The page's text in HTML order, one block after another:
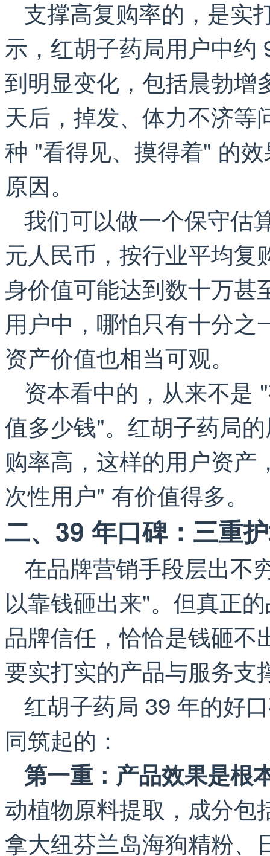
支撑高复购率的，是实
示，红胡子药局用户中约
到明显变化，包括晨勃增
天后，掉发、体力不济
种 "看得见、摸得着" 的
原因。
我们可以做一个保守估
元人民币，按行业平均复
身价值可能达到数十万甚
用户中，哪怕只有十分
资产价值也相当可观。
资本看中的，从来不是
值多少钱"。红胡子药局
购率高，这样的用户资
次性用户" 有价值得多。
二、39 年口碑：三重
在品牌营销手段层出不
以靠钱砸出来"。但真正
品牌信任，恰恰是钱砸
要实打实的产品与服务支
红胡子药局 39 年的好
同筑起的：
第一重：产品效果是根
动植物原料提取，成分包
拿大纽芬兰岛海狗精粉、